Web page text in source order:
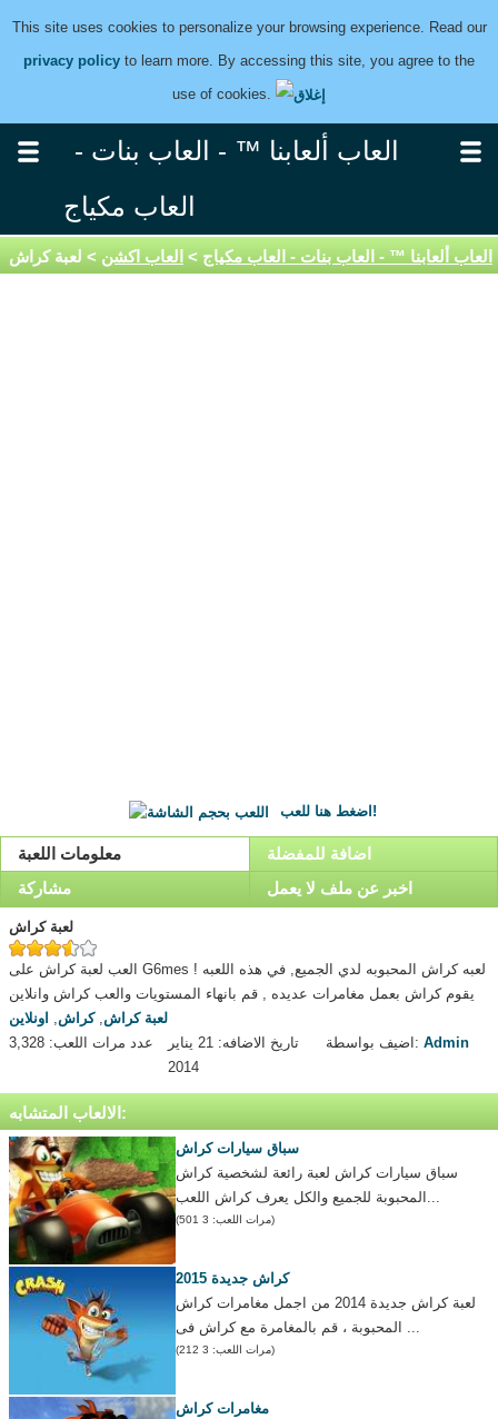
This site uses cookies to personalize your browsing experience. Read our
privacy policy to learn more. By accessing this site, you agree to the
use of cookies.
العاب ألعابنا ™ - العاب بنات -
العاب مكياج
العاب ألعابنا ™ - العاب بنات - العاب مكياج > العاب اكشن > لعبة كراش
اضغط هنا للعب!
معلومات اللعبة
اضافة للمفضلة
مشاركة
اخبر عن ملف لا يعمل
لعبة كراش
العب لعبة كراش على G6mes ! لعبه كراش المحبوبه لدي الجميع, في هذه اللعبه
يقوم كراش بعمل مغامرات عديده , قم بانهاء المستويات والعب كراش وانلاين
لعبة كراش,كراش, اونلاين
عدد مرات اللعب: 3,328
تاريخ الاضافه: 21 يناير
2014
اضيف بواسطة:Admin
الالعاب المتشابه:
سباق سيارات كراش
سباق سيارات كراش لعبة رائعة لشخصية كراش
المحبوبة للجميع والكل يعرف كراش اللعب...
(مرات اللعب: 3 501)
كراش جديدة 2015
لعبة كراش جديدة 2014 من اجمل مغامرات كراش
المحبوبة ، قم بالمغامرة مع كراش فى ...
(مرات اللعب: 3 212)
مغامرات كراش